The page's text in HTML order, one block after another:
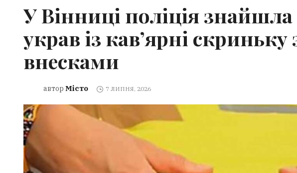
У Вінниці поліція
украв із кав’ярні
внесками
автор Місто 7 ЛИПНЯ, 2026